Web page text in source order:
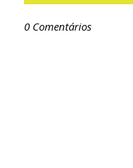
0 Comentários